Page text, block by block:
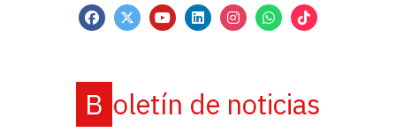
Boletín de noticias